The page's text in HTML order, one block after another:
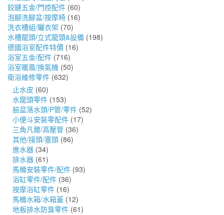
鉸鏈五金/門控配件 (60)
泡腳洗腳盆/按摩椅 (16)
洗衣槽組/曬衣架 (70)
水槽龍頭/立式龍頭&設備 (198)
德國浴室配件特價 (16)
浴室五金/配件 (716)
浴室暖風/換氣機 (50)
衛浴維修零件 (632)
止水皮 (60)
水龍頭零件 (153)
臉盆落水頭/P管/零件 (52)
小便斗安裝零配件 (17)
三角凡爾/高壓管 (36)
其他/接頭/塞頭 (86)
進水器 (34)
排水器 (61)
馬桶安裝零件/配件 (93)
浴缸零件/配件 (36)
按摩浴缸零件 (16)
馬桶水箱/水箱蓋 (12)
地板排水防臭零件 (61)